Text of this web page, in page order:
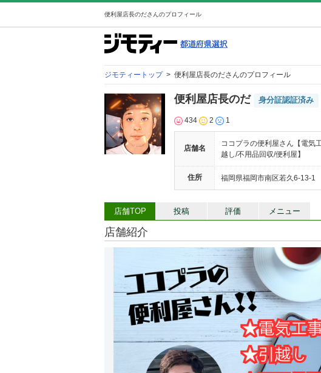
便利屋店長のださんのプロフィール
ジモティートップ > 便利屋店長のださんのプロフィール
便利屋店長のだ 身分証認証済み
434 2 1
店舗名
ココプラの便利屋さん【電気
越し/不用品回収/便利屋】
住所
福岡県福岡市南区若久6-13-1
店舗TOP 投稿 評価 メニュー
店舗紹介